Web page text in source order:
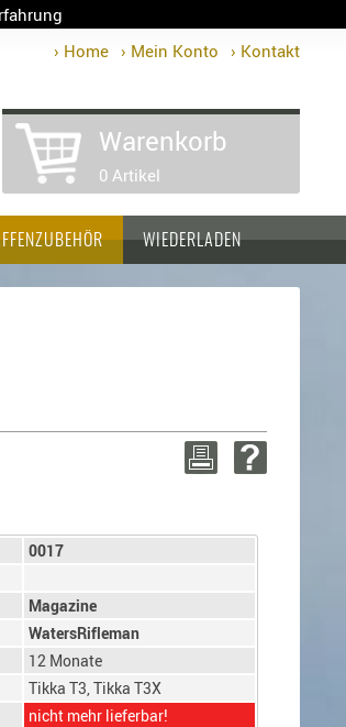
› Home › Mein Konto › Kontakt
Warenkorb
0 Artikel
WIEDERLADEN
0017
Magazine
WatersRifleman
12 Monate
Tikka T3, Tikka T3X
nicht mehr lieferbar!